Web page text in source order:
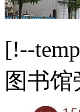
[!--
图书